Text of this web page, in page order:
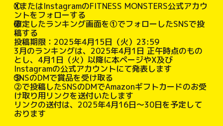
①
XまたはInstagramのFITNESS MONSTERS公式アカウ
ントをフォローする
②
確定したランキング画面を①でフォローしたSNSで投
稿する
投稿期限：2025年4月15日（火）23:59
3月のランキングは、2025年4月1日 正午時点のもの
とし、4月1日（火）以降に本ページやX及び
Instagramの公式アカウントにて発表します
③
SNSのDMで賞品を受け取る
②で投稿したSNSのDMでAmazonギフトカードのお受
け取り用リンクを送付いたします
リンクの送付は、2025年4月16日～30日を予定して
おります